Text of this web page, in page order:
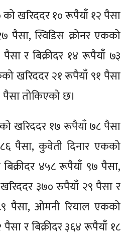
खरिददर १० रूपैयाँ १२ पैसा
पैसा, स्विडिस क्रोनर एकको
र बिक्रीदर १४ रूपैयाँ ७३
खरिददर २१ रूपैयाँ ९१ पैसा
पैसा तोकिएको छ।
खरिददर १७ रूपैयाँ ७८ पैसा
पैसा, कुवेती दिनार एकको
४५८ रूपैयाँ ९७ पैसा,
३७० रुपैयाँ २९ पैसा र
पैसा, ओमनी रियाल एकको
र बिक्रीदर ३६४ रूपैयाँ १८